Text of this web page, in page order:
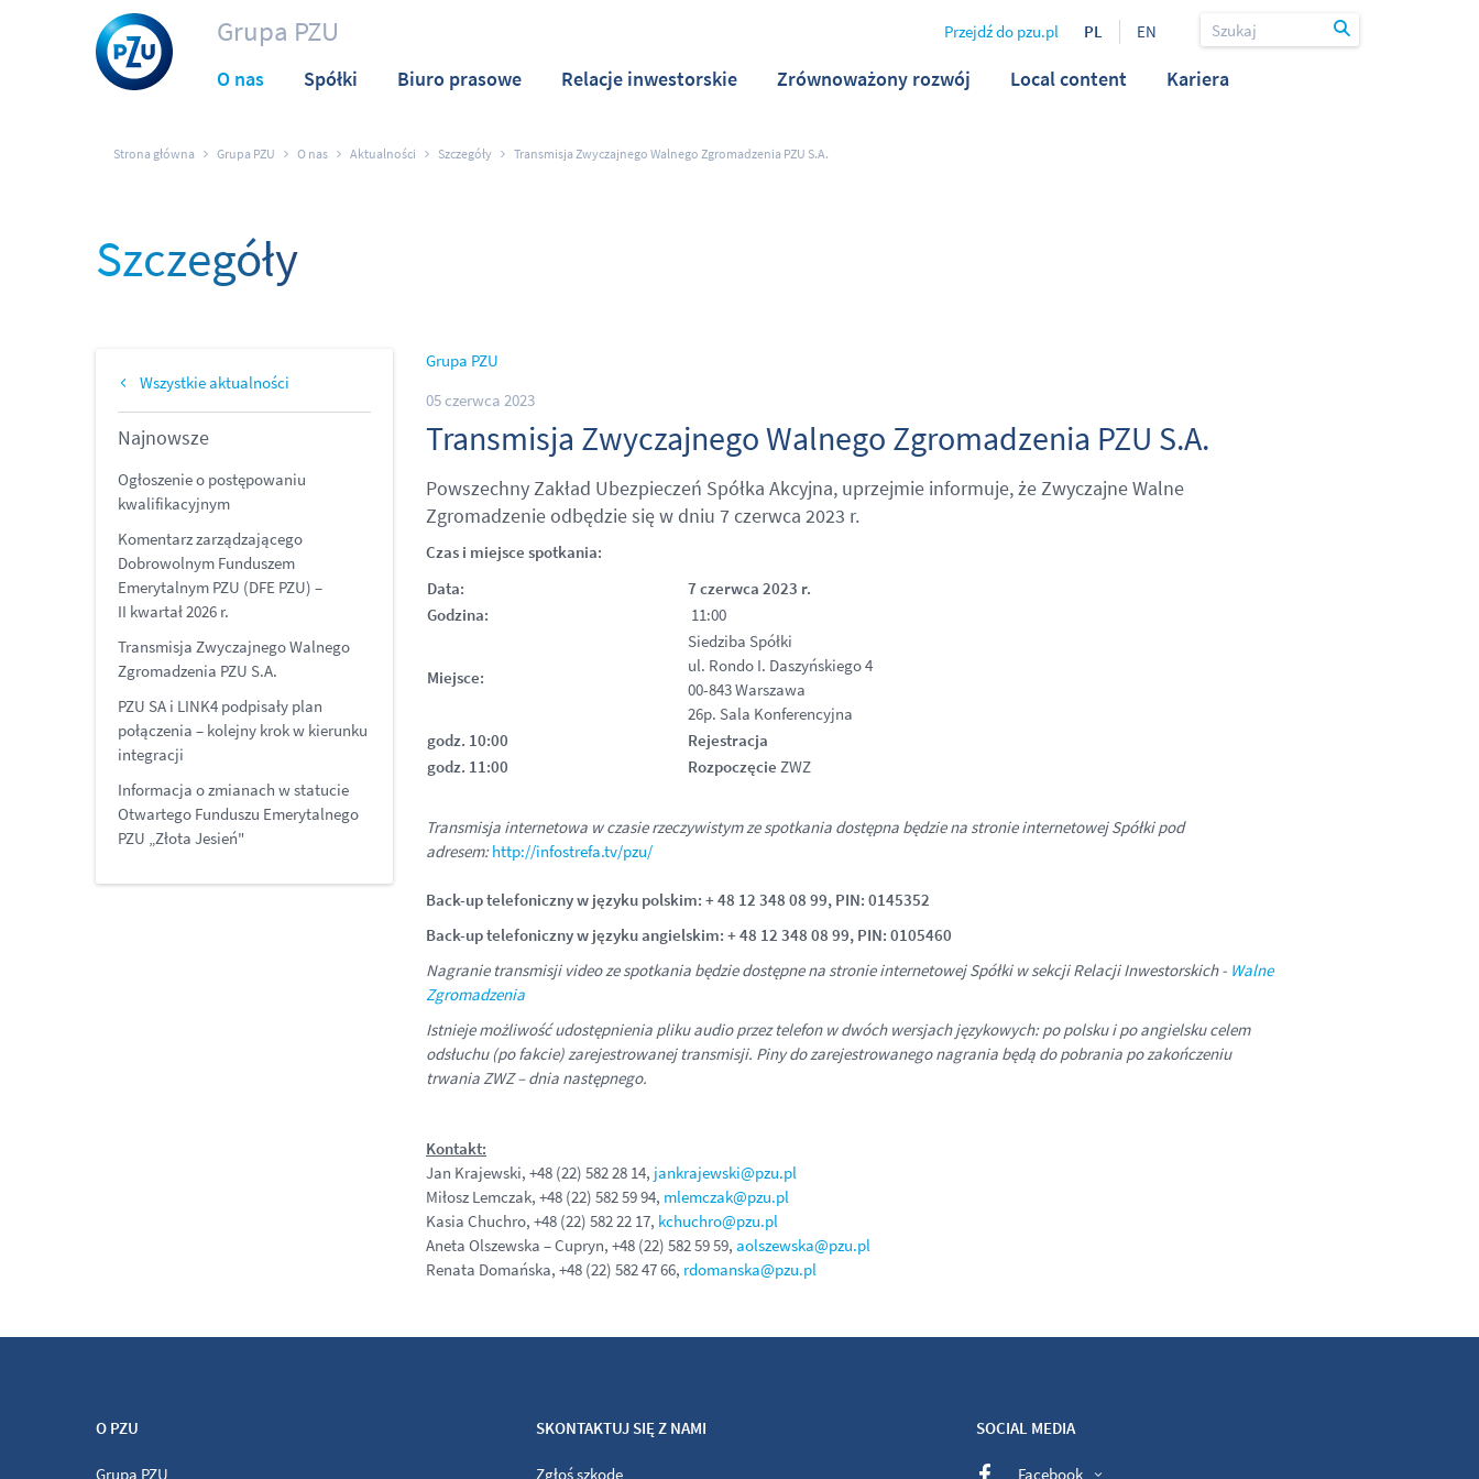
Grupa PZU
O nas Spółki Biuro prasowe Relacje inwestorskie Zrównoważony rozwój Local content Kariera
Przejdź do pzu.pl PL EN
Strona główna Grupa PZU O nas Aktualności Szczegóły Transmisja Zwyczajnego Walnego Zgromadzenia PZU S.A.
Szczegóły
Wszystkie aktualności
Najnowsze
Ogłoszenie o postępowaniu
kwalifikacyjnym
Komentarz zarządzającego
Dobrowolnym Funduszem
Emerytalnym PZU (DFE PZU) –
II kwartał 2026 r.
Transmisja Zwyczajnego Walnego
Zgromadzenia PZU S.A.
PZU SA i LINK4 podpisały plan
połączenia – kolejny krok w kierunku
integracji
Informacja o zmianach w statucie
Otwartego Funduszu Emerytalnego
PZU „Złota Jesień"
Grupa PZU
05 czerwca 2023
Transmisja Zwyczajnego Walnego Zgromadzenia PZU S.A.
Powszechny Zakład Ubezpieczeń Spółka Akcyjna, uprzejmie informuje, że Zwyczajne Walne
Zgromadzenie odbędzie się w dniu 7 czerwca 2023 r.
Czas i miejsce spotkania:
Data:
7 czerwca 2023 r.
Godzina:
11:00
Miejsce:
Siedziba Spółki
ul. Rondo I. Daszyńskiego 4
00-843 Warszawa
26p. Sala Konferencyjna
godz. 10:00
Rejestracja
godz. 11:00
Rozpoczęcie ZWZ
Transmisja internetowa w czasie rzeczywistym ze spotkania dostępna będzie na stronie internetowej Spółki pod
adresem: http://infostrefa.tv/pzu/
Back-up telefoniczny w języku polskim: + 48 12 348 08 99, PIN: 0145352
Back-up telefoniczny w języku angielskim: + 48 12 348 08 99, PIN: 0105460
Nagranie transmisji video ze spotkania będzie dostępne na stronie internetowej Spółki w sekcji Relacji Inwestorskich - Walne
Zgromadzenia
Istnieje możliwość udostępnienia pliku audio przez telefon w dwóch wersjach językowych: po polsku i po angielsku celem
odsłuchu (po fakcie) zarejestrowanej transmisji. Piny do zarejestrowanego nagrania będą do pobrania po zakończeniu
trwania ZWZ – dnia następnego.
Kontakt:
Jan Krajewski, +48 (22) 582 28 14, jankrajewski@pzu.pl
Miłosz Lemczak, +48 (22) 582 59 94, mlemczak@pzu.pl
Kasia Chuchro, +48 (22) 582 22 17, kchuchro@pzu.pl
Aneta Olszewska – Cupryn, +48 (22) 582 59 59, aolszewska@pzu.pl
Renata Domańska, +48 (22) 582 47 66, rdomanska@pzu.pl
O PZU
Grupa PZU
SKONTAKTUJ SIĘ Z NAMI
Zgłoś szkodę
SOCIAL MEDIA
Facebook